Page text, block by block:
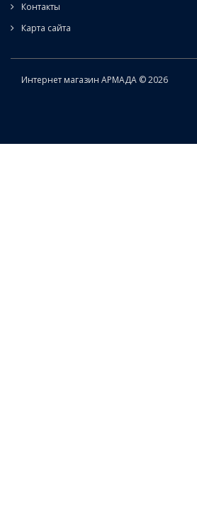
Контакты
Карта сайта
Интернет магазин АРМАДА © 2026